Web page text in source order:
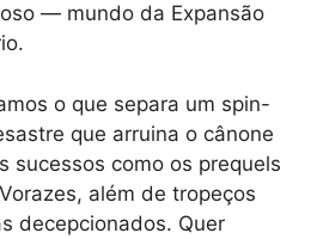
— mundo da Expansão
o que separa um spin-
que arruina o cânone
sucessos como os prequels
além de tropeços
decepcionados. Quer